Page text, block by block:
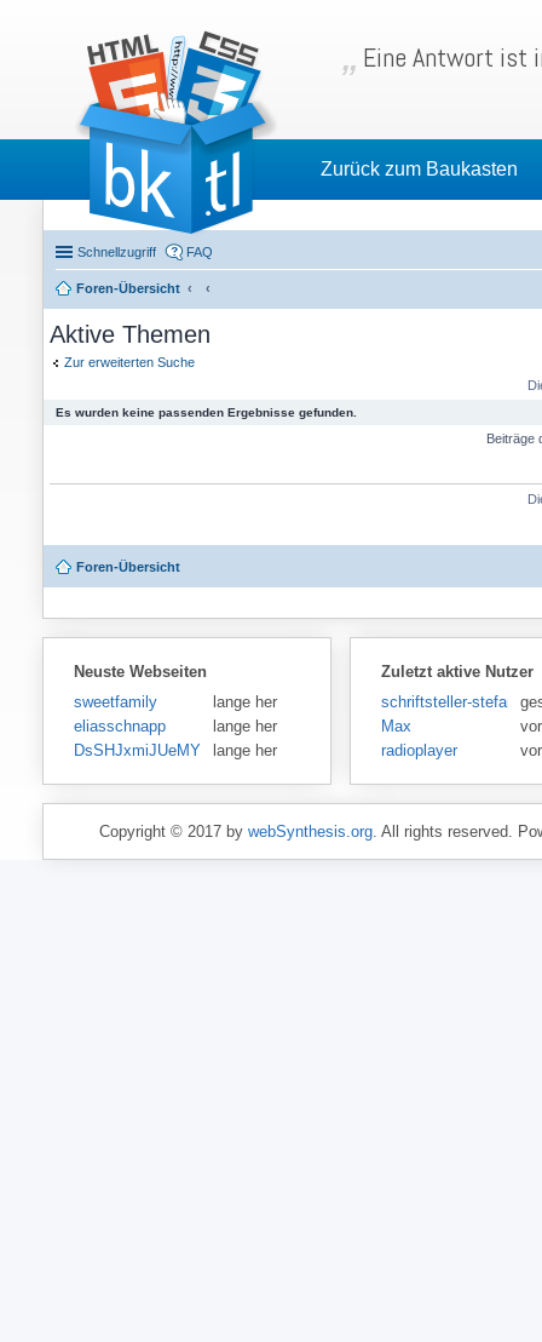
Eine Antwort ist
Zurück zum Baukasten
Schnellzugriff FAQ
Foren-Übersicht
Aktive Themen
Zur erweiterten Suche
Es wurden keine passenden Ergebnisse gefunden.
Beiträge
Foren-Übersicht
Neuste Webseiten
sweetfamily
lange her
eliasschnapp
lange her
DsSHJxmiJUeMY
lange her
Zuletzt aktive Nutzer
schriftsteller-stefansen
Max
radioplayer
Copyright © 2017 by webSynthesis.org. All rights reserved.